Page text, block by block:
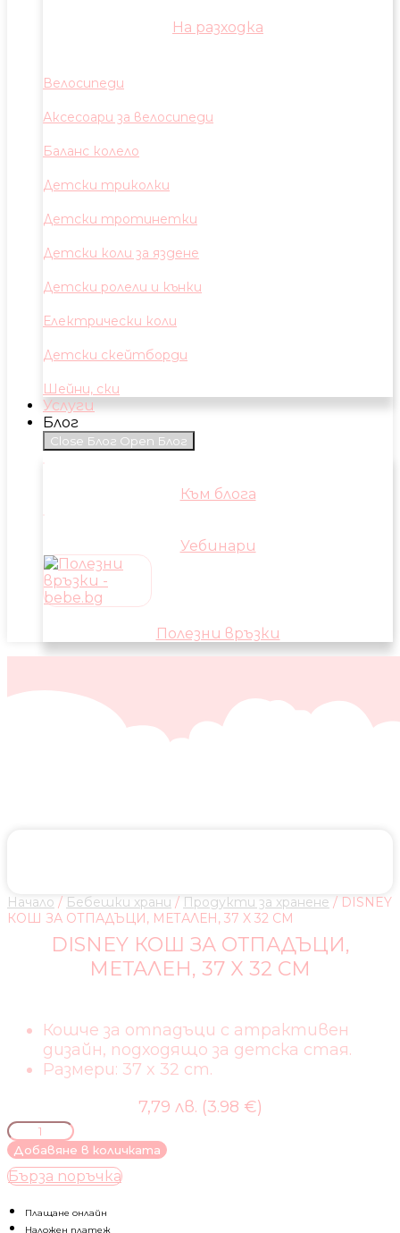
На разходка
Велосипеди
Аксесоари за велосипеди
Баланс колело
Детски триколки
Детски тротинетки
Детски коли за яздене
Детски ролели и кънки
Електрически коли
Детски скейтборди
Шейни, ски
Услуги
Блог
Close Блог Open Блог
Към блога
Уебинари
Полезни връзки
Начало / Бебешки храни / Продукти за хранене / DISNEY
КОШ ЗА ОТПАДЪЦИ, МЕТАЛЕН, 37 X 32 CM
DISNEY КОШ ЗА ОТПАДЪЦИ,
МЕТАЛЕН, 37 X 32 CM
Кошче за отпадъци с атрактивен
дизайн, подходящо за детска стая.
Размери: 37 x 32 cm.
7,79 лв. (3.98 €)
количество
за
DISNEY
КОШ
ОТПАДЪЦИ,
Добавяне в количката
Бърза поръчка
Плащане онлайн
Наложен платеж